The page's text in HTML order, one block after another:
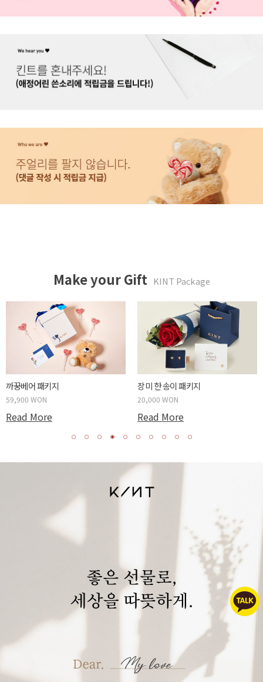
Make your Gift KINT Package
까꿍베어 패키지
59,900 WON
Read More
장미 한 송이 패키지
20,000 WON
Read More